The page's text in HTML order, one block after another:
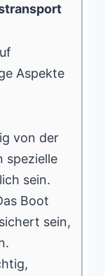
Aspekte
von der
spezielle
sein.
Boot
sein,